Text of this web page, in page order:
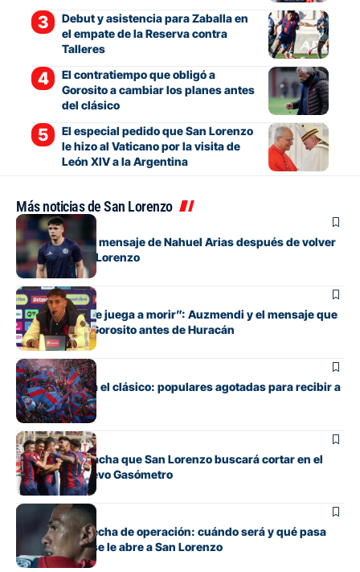
Debut y asistencia para Zaballa en
el empate de la Reserva contra
Talleres
El contratiempo que obligó a
Gorosito a cambiar los planes antes
del clásico
El especial pedido que San Lorenzo
le hizo al Vaticano por la visita de
León XIV a la Argentina
Más noticias de San Lorenzo
Fútbol
El conmovedor mensaje de Nahuel Arias después de volver
a jugar en San Lorenzo
Fútbol
“Cada pelota se juega a morir”: Auzmendi y el mensaje que
transmitió de Gorosito antes de Huracán
Fútbol
Boedo ya juega el clásico: populares agotadas para recibir a
Huracán
Fútbol
La incómoda racha que San Lorenzo buscará cortar en el
clásico del Nuevo Gasómetro
Fútbol
Barrios tiene fecha de operación: cuándo será y qué pasa
con cupo que se le abre a San Lorenzo